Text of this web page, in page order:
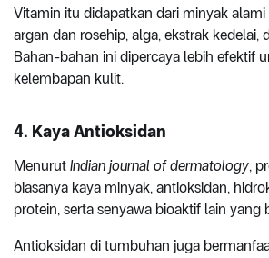
Vitamin itu didapatkan dari minyak alami
argan dan rosehip, alga, ekstrak kedelai,
Bahan-bahan ini dipercaya lebih efektif
kelembapan kulit.
4. Kaya Antioksidan
Menurut Indian journal of dermatology,
biasanya kaya minyak, antioksidan,
protein, serta senyawa bioaktif lain yang
Antioksidan di tumbuhan juga